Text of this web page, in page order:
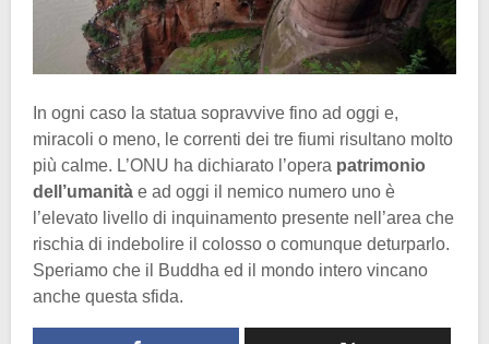
In ogni caso la statua sopravvive fino ad oggi e,
miracoli o meno, le correnti dei tre fiumi risultano molto
più calme. L’ONU ha dichiarato l’opera patrimonio
dell’umanità e ad oggi il nemico numero uno è
l’elevato livello di inquinamento presente nell’area che
rischia di indebolire il colosso o comunque deturparlo.
Speriamo che il Buddha ed il mondo intero vincano
anche questa sfida.